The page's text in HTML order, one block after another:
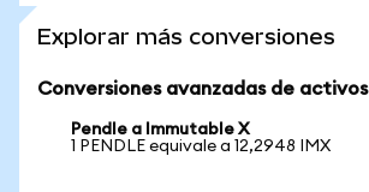
Explorar más conversiones
Conversiones avanzadas de activos
Pendle a Immutable X
1 PENDLE equivale a 12,2948 IMX